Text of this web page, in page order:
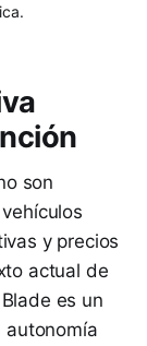
son
y precios
actual de
es un
autonomía